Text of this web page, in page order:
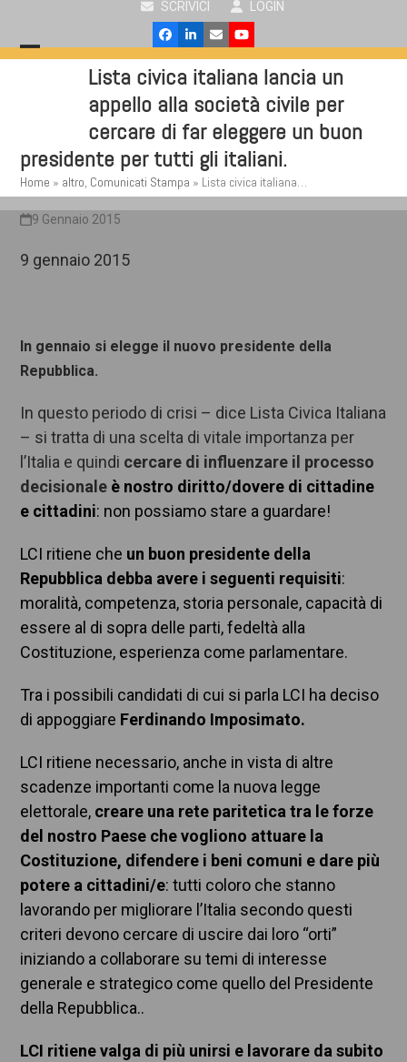
content
SCRIVICI LOGIN
Facebook
LinkedIn
EmailYouTube
Lista civica italiana lancia un
appello alla società civile per
cercare di far eleggere un buon
presidente per tutti gli italiani.
Home » altro, Comunicati Stampa » Lista civica italiana…
9 Gennaio 2015
9 gennaio 2015
In gennaio si elegge il nuovo presidente della
Repubblica.
In questo periodo di crisi – dice Lista Civica Italiana
– si tratta di una scelta di vitale importanza per
l’Italia e quindi cercare di influenzare il processo
decisionale è nostro diritto/dovere di cittadine
e cittadini: non possiamo stare a guardare!
LCI ritiene che un buon presidente della
Repubblica debba avere i seguenti requisiti:
moralità, competenza, storia personale, capacità di
essere al di sopra delle parti, fedeltà alla
Costituzione, esperienza come parlamentare.
Tra i possibili candidati di cui si parla LCI ha deciso
di appoggiare Ferdinando Imposimato.
LCI ritiene necessario, anche in vista di altre
scadenze importanti come la nuova legge
elettorale, creare una rete paritetica tra le forze
del nostro Paese che vogliono attuare la
Costituzione, difendere i beni comuni e dare più
potere a cittadini/e: tutti coloro che stanno
lavorando per migliorare l’Italia secondo questi
criteri devono cercare di uscire dai loro “orti”
iniziando a collaborare su temi di interesse
generale e strategico come quello del Presidente
della Repubblica..
LCI ritiene valga di più unirsi e lavorare da subito